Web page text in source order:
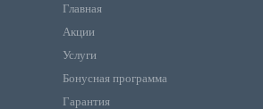
Главная
Акции
Услуги
Бонусная программа
Гарантия